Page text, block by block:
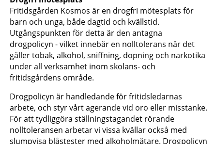
Fritidsgården Kosmos är en drogfri mötesplats för
barn och unga, både dagtid och kvällstid.
Utgångspunkten för detta är den antagna
drogpolicyn - vilket innebär en nolltolerans när det
gäller tobak, alkohol, sniffning, dopning och narkotika
under all verksamhet inom skolans- och
fritidsgårdens område.
Drogpolicyn är handledande för fritidsledarnas
arbete, och styr vårt agerande vid oro eller misstanke.
För att tydliggöra ställningstagandet rörande
nolltoleransen arbetar vi vissa kvällar också med
slumpvisa blåstester med alkoholmätare. Drogpolicyn